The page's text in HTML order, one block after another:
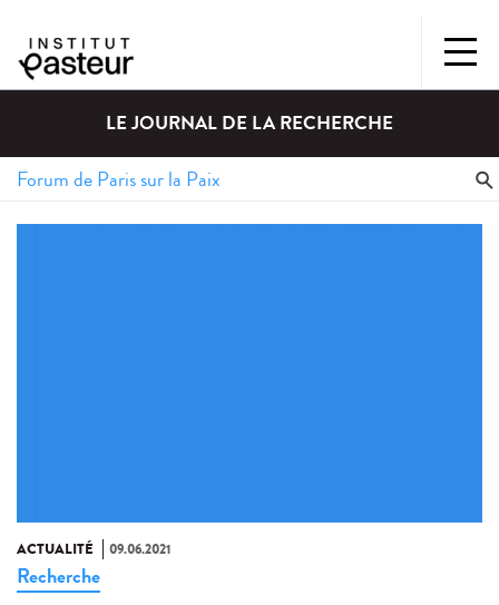
LE JOURNAL DE LA RECHERCHE
ACTUALITÉ 09.06.2021
Recherche